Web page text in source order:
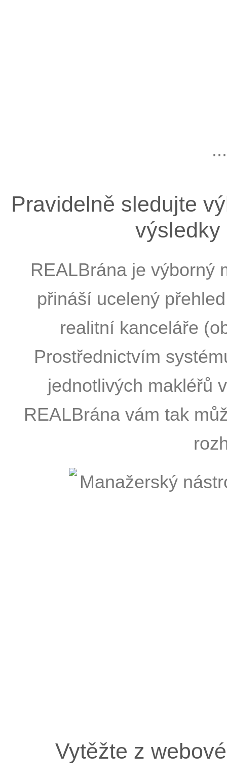
Pravidelně sledujte
výsledky
REALBrána je výborný
přináší ucelený
realitní kanceláře
Prostřednictvím
jednotlivých makléřů
REALBrána vám tak
Vytěžte z